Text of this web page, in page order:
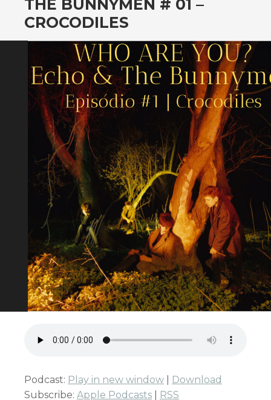
THE BUNNYMEN # 01 –
CROCODILES
Podcast: Play in new window
Download
Subscribe: Apple Podcasts RSS